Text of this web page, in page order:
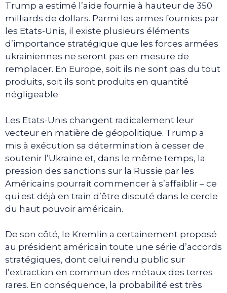
Trump a estimé l’aide fournie à hauteur de 350
milliards de dollars. Parmi les armes fournies par
les Etats-Unis, il existe plusieurs éléments
d’importance stratégique que les forces armées
ukrainiennes ne seront pas en mesure de
remplacer. En Europe, soit ils ne sont pas du tout
produits, soit ils sont produits en quantité
négligeable.
Les Etats-Unis changent radicalement leur
vecteur en matière de géopolitique. Trump a
mis à exécution sa détermination à cesser de
soutenir l’Ukraine et, dans le même temps, la
pression des sanctions sur la Russie par les
Américains pourrait commencer à s’affaiblir – ce
qui est déjà en train d’être discuté dans le cercle
du haut pouvoir américain.
De son côté, le Kremlin a certainement proposé
au président américain toute une série d’accords
stratégiques, dont celui rendu public sur
l’extraction en commun des métaux des terres
rares. En conséquence, la probabilité est très